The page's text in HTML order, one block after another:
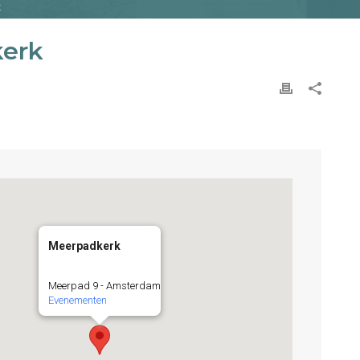
Meerpadkerk
Meerpad 9 - Amsterdam
Evenementen